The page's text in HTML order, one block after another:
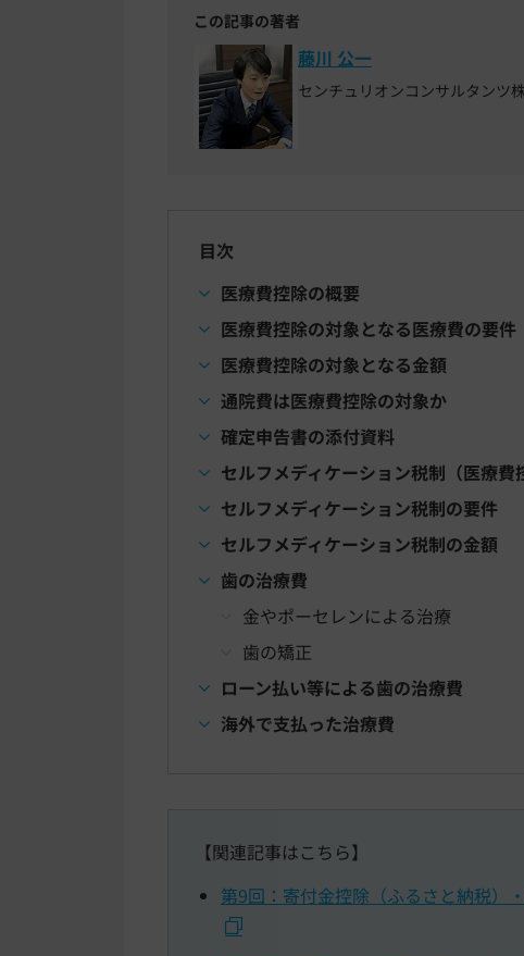
この記事の著者
藤川 公一
センチュリオンコンサルタンツ
目次
医療費控除の概要
医療費控除の対象となる医療費の要件
医療費控除の対象となる金額
通院費は医療費控除の対象か
確定申告書の添付資料
セルフメディケーション税制（医療費
セルフメディケーション税制の要件
セルフメディケーション税制の金額
歯の治療費
金やポーセレンによる治療
歯の矯正
ローン払い等による歯の治療費
海外で支払った治療費
【関連記事はこちら】
第9回：寄付金控除（ふるさと納税）